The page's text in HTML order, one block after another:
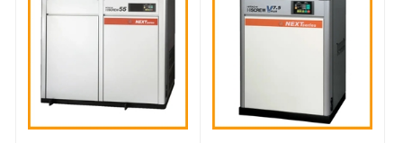
Máy nén khí này không xử dụng dầu bôi trơn. Máy xử
dụng vòng bi khô, Cơ cấu piston đặc biệt không xử
dụng dầu bôi trơn.